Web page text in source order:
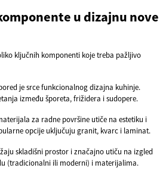
u dizajnu nove
ključnih komponenti koje treba pažljivo
je srce funkcionalnog dizajna kuhinje.
između šporeta, frižidera i sudopere.
za radne površine utiče na estetiku i
opcije uključuju granit, kvarc i laminat.
skladišni prostor i značajno utiču na izgled
(tradicionalni ili moderni) i materijalima.